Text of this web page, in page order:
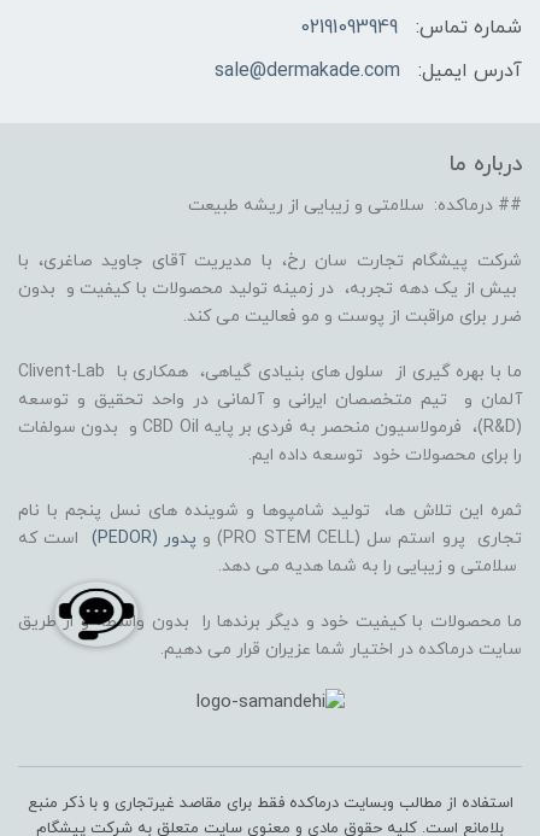
شماره تماس:
02191093949
آدرس ایمیل:
sale@dermakade.com
درباره ما
## درماکده: سلامتی و زیبایی از ریشه طبیعت
شرکت پیشگام تجارت سان رخ، با مدیریت آقای جاوید صاغری، با
بیش از یک دهه تجربه، در زمینه تولید محصولات با کیفیت و بدون
ضرر برای مراقبت از پوست و مو فعالیت می کند.
ما با بهره گیری از سلول های بنیادی گیاهی، همکاری با Clivent-Lab
آلمان و تیم متخصصان ایرانی و آلمانی در واحد تحقیق و توسعه
(R&D)، فرمولاسیون منحصر به فردی بر پایه CBD Oil و بدون سولفات
را برای محصولات خود توسعه داده ایم.
ثمره این تلاش ها، تولید شامپوها و شوینده های نسل پنجم با نام
تجاری پرو استم سل (PRO STEM CELL) و
پدور (PEDOR)
است که
سلامتی و زیبایی را به شما هدیه می دهد.
ما محصولات با کیفیت خود و دیگر برندها را بدون واسطه و از طریق
سایت درماکده در اختیار شما عزیران قرار می دهیم.
استفاده از مطالب وبسایت درماکده فقط برای مقاصد غیرتجاری و با ذکر منبع
بلامانع است. کلیه حقوق مادی و معنوی سایت متعلق به شرکت پیشگام